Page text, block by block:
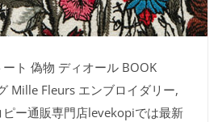
ト 偽物 ディオール BOOK
Mille Fleurs エンブロイダリー,
ー通販専門店levekopiでは最新